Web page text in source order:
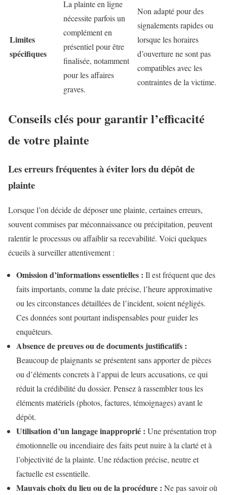
Limites
spécifiques
La plainte en ligne
nécessite parfois un
complément en
présentiel pour être
finalisée, notamment
pour les affaires
graves.
Non adapté pour des
signalements rapides ou
lorsque les horaires
d’ouverture ne sont pas
compatibles avec les
contraintes de la victime.
Conseils clés pour garantir l’efficacité
de votre plainte
Les erreurs fréquentes à éviter lors du dépôt de
plainte
Lorsque l’on décide de déposer une plainte, certaines erreurs,
souvent commises par méconnaissance ou précipitation, peuvent
ralentir le processus ou affaiblir sa recevabilité. Voici quelques
écueils à surveiller attentivement :
Omission d’informations essentielles : Il est fréquent que des
faits importants, comme la date précise, l’heure approximative
ou les circonstances détaillées de l’incident, soient négligés.
Ces données sont pourtant indispensables pour guider les
enquêteurs.
Absence de preuves ou de documents justificatifs :
Beaucoup de plaignants se présentent sans apporter de pièces
ou d’éléments concrets à l’appui de leurs accusations, ce qui
réduit la crédibilité du dossier. Pensez à rassembler tous les
éléments matériels (photos, factures, témoignages) avant le
dépôt.
Utilisation d’un langage inapproprié : Une présentation trop
émotionnelle ou incendiaire des faits peut nuire à la clarté et à
l’objectivité de la plainte. Une rédaction précise, neutre et
factuelle est essentielle.
Mauvais choix du lieu ou de la procédure : Ne pas savoir où